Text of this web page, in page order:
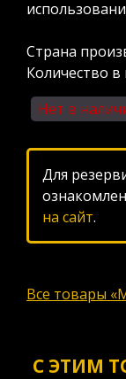
Страна
Количество в
Нет в
Для
на сайт.
Все товары
С ЭТИМ